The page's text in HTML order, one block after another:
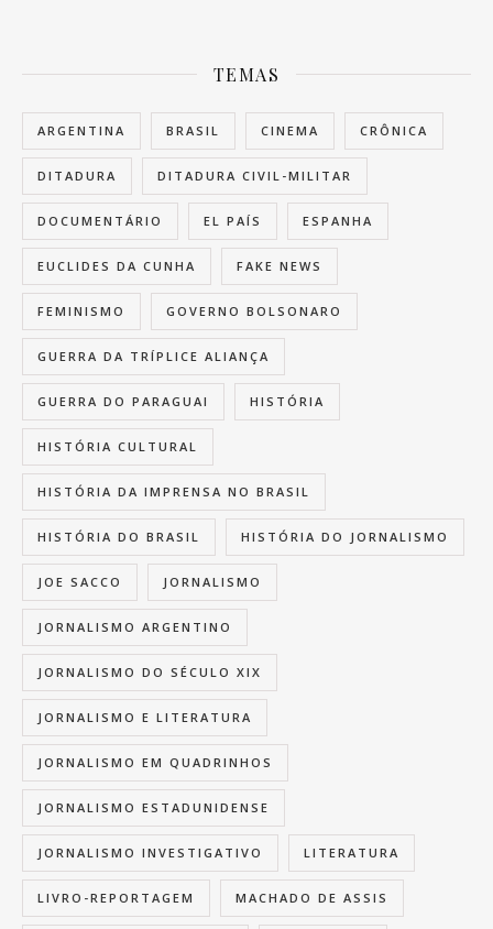
TEMAS
ARGENTINA BRASIL CINEMA CRÔNICA
DITADURA DITADURA CIVIL-MILITAR
DOCUMENTÁRIO EL PAÍS ESPANHA
EUCLIDES DA CUNHA FAKE NEWS
FEMINISMO GOVERNO BOLSONARO
GUERRA DA TRÍPLICE ALIANÇA
GUERRA DO PARAGUAI HISTÓRIA
HISTÓRIA CULTURAL
HISTÓRIA DA IMPRENSA NO BRASIL
HISTÓRIA DO BRASIL HISTÓRIA DO JORNALISMO
JOE SACCO JORNALISMO
JORNALISMO ARGENTINO
JORNALISMO DO SÉCULO XIX
JORNALISMO E LITERATURA
JORNALISMO EM QUADRINHOS
JORNALISMO ESTADUNIDENSE
JORNALISMO INVESTIGATIVO LITERATURA
LIVRO-REPORTAGEM MACHADO DE ASSIS